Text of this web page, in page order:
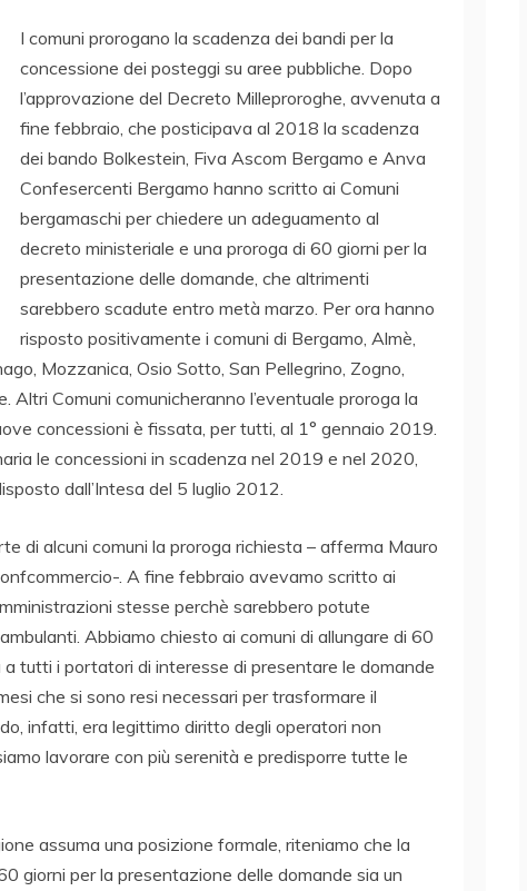
I comuni prorogano la scadenza dei bandi per la
concessione dei posteggi su aree pubbliche. Dopo
l’approvazione del Decreto Milleproroghe, avvenuta a
fine febbraio, che posticipava al 2018 la scadenza
dei bando Bolkestein, Fiva Ascom Bergamo e Anva
Confesercenti Bergamo hanno scritto ai Comuni
bergamaschi per chiedere un adeguamento al
decreto ministeriale e una proroga di 60 giorni per la
presentazione delle domande, che altrimenti
sarebbero scadute entro metà marzo. Per ora hanno
risposto positivamente i comuni di Bergamo, Almè,
Mozzanica, Osio Sotto, San Pellegrino, Zogno,
Altri Comuni comunicheranno l’eventuale proroga la
concessioni è fissata, per tutti, al 1° gennaio 2019.
le concessioni in scadenza nel 2019 e nel 2020,
dall’Intesa del 5 luglio 2012.
di alcuni comuni la proroga richiesta – afferma Mauro
. A fine febbraio avevamo scritto ai
stesse perchè sarebbero potute
Abbiamo chiesto ai comuni di allungare di 60
tutti i portatori di interesse di presentare le domande
che si sono resi necessari per trasformare il
infatti, era legittimo diritto degli operatori non
lavorare con più serenità e predisporre tutte le
assuma una posizione formale, riteniamo che la
giorni per la presentazione delle domande sia un